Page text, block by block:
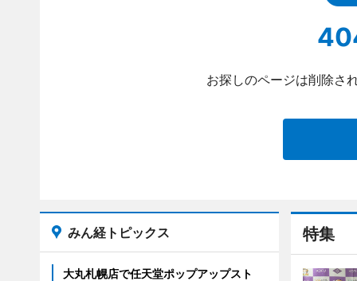
お探しのページは削除さ
特集
みん経トピックス
大丸札幌店で任天堂ポップアップスト